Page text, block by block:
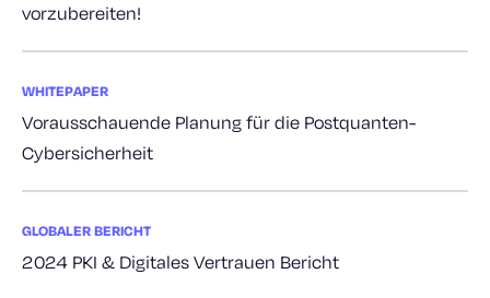
vorzubereiten!
WHITEPAPER
Vorausschauende Planung für die Postquanten-
Cybersicherheit
GLOBALER BERICHT
2024 PKI & Digitales Vertrauen Bericht